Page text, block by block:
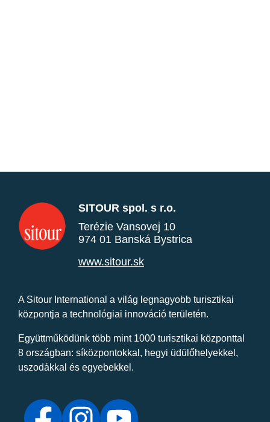
SITOUR spol. s r.o.
Terézie Vansovej 10
974 01 Banská Bystrica
www.sitour.sk
A Sitour International a világ legnagyobb turisztikai
központja a technológiai innováció területén.
Együttműködünk több mint 1000 turisztikai központtal
8 országban: síközpontokkal, hegyi üdülőhelyekkel,
uszodákkal és egyebekkel.